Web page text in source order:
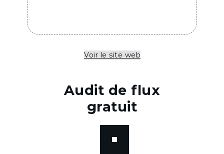
Voir le site web
Audit de flux
gratuit